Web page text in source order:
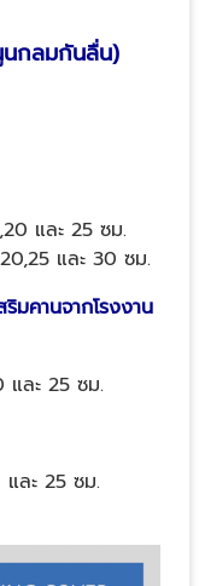
นกลมกันลื่น)
และ 25 ซม.
และ 30 ซม.
มคานจากโรงงาน
และ 25 ซม.
ละ 25 ซม.